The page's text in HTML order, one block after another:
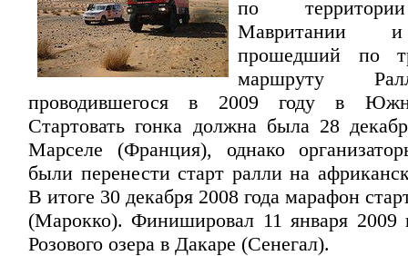
по
Мавритании
прошедший по
маршруту
проводившегося в 2009 году в
Стартовать гонка должна была 28
Марселе (Франция), однако
были перенести старт ралли на
В итоге 30 декабря 2008 года марафон
(Марокко). Финишировал 11 января 2009
Розового озера в Дакаре (Сенегал).